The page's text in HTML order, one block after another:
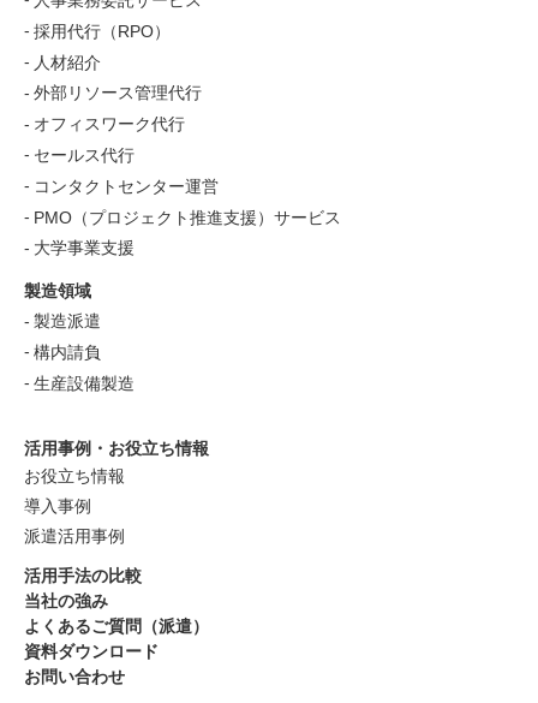
採用代行（RPO）
人材紹介
外部リソース管理代行
オフィスワーク代行
セールス代行
コンタクトセンター運営
PMO（プロジェクト推進支援）サービス
大学事業支援
製造領域
製造派遣
構内請負
生産設備製造
活用事例・お役立ち情報
お役立ち情報
導入事例
派遣活用事例
活用手法の比較
当社の強み
よくあるご質問（派遣）
資料ダウンロード
お問い合わせ